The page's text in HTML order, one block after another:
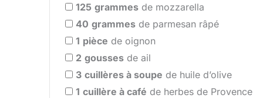
125 grammes de mozzarella
40 grammes de parmesan râpé
1 pièce de oignon
2 gousses de ail
3 cuillères à soupe de huile d’olive
1 cuillère à café de herbes de Provence